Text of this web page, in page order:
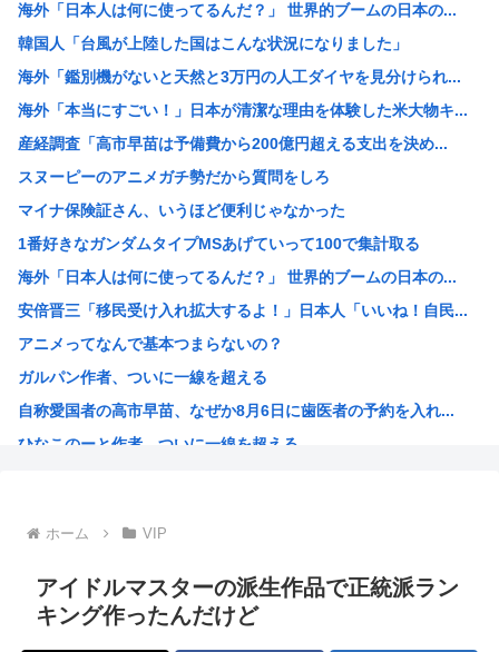
マイナ保険証さん、いうほど便利じゃなかった
専門家「シンギュラリティは来ない」これマジ？
マジで「女しか」使わない言葉www
女の子を脱がせてこの下着だったら正直萎えるよな
こういう輩がテレビをつまらなくしたんだな
【三峡ダム】全力放水で下流パニック！世界最大級ダムの光と...
沖縄知事選、ポスターやのぼり旗367件に撤去命令 県選管...
【画像】この日本人男性、前世で世界救っただろ。妻のウクラ...
【悲報】高市さん、被爆者代表を睨み付けてしまいバチクソ炎...
【悲報】eスポーツ、肥満や糖尿病に悩まされるガチで過酷な...
【政党支持率】中道1.7％www
【悲報】イオンのカップヌードル詰め放題(1500円)、7...
【悲報】eスポーツ、肥満や糖尿病などに悩まされる過酷なス...
海外「日本人は何に使ってるんだ？」 世界的ブームの日本の...
韓国人「台風が上陸した国はこんな状況になりました」
海外「鑑別機がないと天然と3万円の人工ダイヤを見分けられ...
海外「本当にすごい！」日本が清潔な理由を体験した米大物キ...
産経調査「高市早苗は予備費から200億円超える支出を決め...
スヌーピーのアニメガチ勢だから質問をしろ
マイナ保険証さん、いうほど便利じゃなかった
1番好きなガンダムタイプMSあげていって100で集計取る
海外「日本人は何に使ってるんだ？」 世界的ブームの日本の...
安倍晋三「移民受け入れ拡大するよ！」日本人「いいね！自民...
アニメってなんで基本つまらないの？
ガルパン作者、ついに一線を超える
自称愛国者の高市早苗、なぜか8月6日に歯医者の予約を入れ...
ひなこのーと作者、ついに一線を超える
【衝撃】 韓国人「十二支の和菓子、なぜか13匹いる」
モンキー・D・ルフィさん、最新話で情けなさ過ぎる姿を見せ...
韓国人「日本でもボールペンを作れるくらいなら、韓国が本気...
ホーム VIP
アイドルマスターの派生作品で正統派ラン
キング作ったんだけど